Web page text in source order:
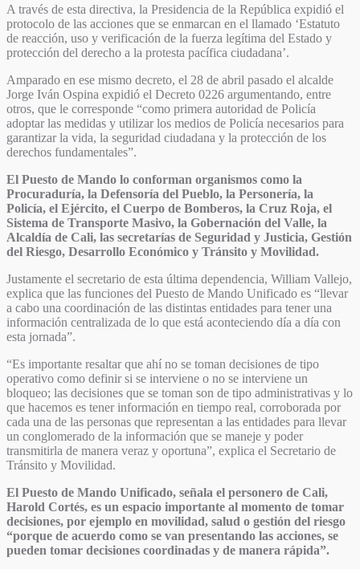
A través de esta directiva, la Presidencia de la República expidió el
protocolo de las acciones que se enmarcan en el llamado ‘Estatuto
de reacción, uso y verificación de la fuerza legítima del Estado y
protección del derecho a la protesta pacífica ciudadana’.
Amparado en ese mismo decreto, el 28 de abril pasado el alcalde
Jorge Iván Ospina expidió el Decreto 0226 argumentando, entre
otros, que le corresponde “como primera autoridad de Policía
adoptar las medidas y utilizar los medios de Policía necesarios para
garantizar la vida, la seguridad ciudadana y la protección de los
derechos fundamentales”.
El Puesto de Mando lo conforman organismos como la
Procuraduría, la Defensoría del Pueblo, la Personería, la
Policía, el Ejército, el Cuerpo de Bomberos, la Cruz Roja, el
Sistema de Transporte Masivo, la Gobernación del Valle, la
Alcaldía de Cali, las secretarías de Seguridad y Justicia, Gestión
del Riesgo, Desarrollo Económico y Tránsito y Movilidad.
Justamente el secretario de esta última dependencia, William Vallejo,
explica que las funciones del Puesto de Mando Unificado es “llevar
a cabo una coordinación de las distintas entidades para tener una
información centralizada de lo que está aconteciendo día a día con
esta jornada”.
“Es importante resaltar que ahí no se toman decisiones de tipo
operativo como definir si se interviene o no se interviene un
bloqueo; las decisiones que se toman son de tipo administrativas y lo
que hacemos es tener información en tiempo real, corroborada por
cada una de las personas que representan a las entidades para llevar
un conglomerado de la información que se maneje y poder
transmitirla de manera veraz y oportuna”, explica el Secretario de
Tránsito y Movilidad.
El Puesto de Mando Unificado, señala el personero de Cali,
Harold Cortés, es un espacio importante al momento de tomar
decisiones, por ejemplo en movilidad, salud o gestión del riesgo
“porque de acuerdo como se van presentando las acciones, se
pueden tomar decisiones coordinadas y de manera rápida”.